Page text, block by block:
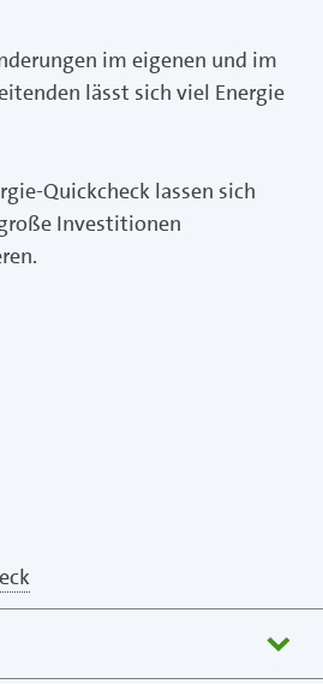
im eigenen und im
lässt sich viel Energie
Quickcheck lassen sich
Investitionen